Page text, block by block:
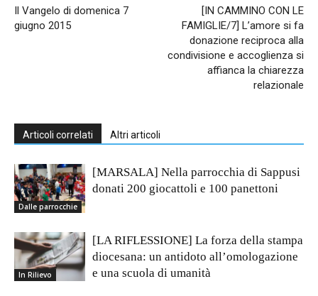
Il Vangelo di domenica 7
giugno 2015
[IN CAMMINO CON LE
FAMIGLIE/7] L’amore si fa
donazione reciproca alla
condivisione e accoglienza si
affianca la chiarezza
relazionale
Articoli correlati Altri articoli
Dalle parrocchie
[MARSALA] Nella parrocchia di Sappusi
donati 200 giocattoli e 100 panettoni
In Rilievo
[LA RIFLESSIONE] La forza della stampa
diocesana: un antidoto all’omologazione
e una scuola di umanità